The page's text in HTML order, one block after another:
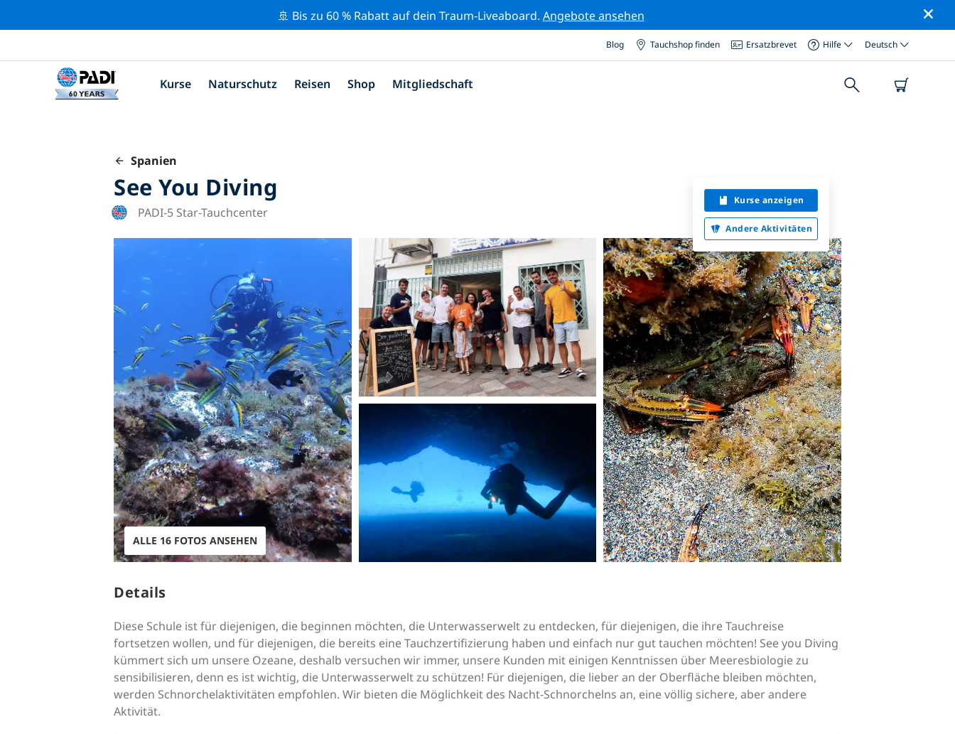
🚢 Bis zu 60 % Rabatt auf dein Traum-Liveaboard. Angebote ansehen
Blog Tauchshop finden Ersatzbrevet Hilfe Deutsch
Kurse Naturschutz Reisen Shop Mitgliedschaft
Spanien
See You Diving
PADI-5 Star-Tauchcenter
Kurse anzeigen
Andere Aktivitäten
ALLE 16 FOTOS ANSEHEN
Details
Diese Schule ist für diejenigen, die beginnen möchten, die Unterwasserwelt zu entdecken, für diejenigen, die ihre Tauchreise
fortsetzen wollen, und für diejenigen, die bereits eine Tauchzertifizierung haben und einfach nur gut tauchen möchten! See you Diving
kümmert sich um unsere Ozeane, deshalb versuchen wir immer, unsere Kunden mit einigen Kenntnissen über Meeresbiologie zu
sensibilisieren, denn es ist wichtig, die Unterwasserwelt zu schützen! Für diejenigen, die lieber an der Oberfläche bleiben möchten,
werden Schnorchelaktivitäten empfohlen. Wir bieten die Möglichkeit des Nacht-Schnorchelns an, eine völlig sichere, aber andere
Aktivität.